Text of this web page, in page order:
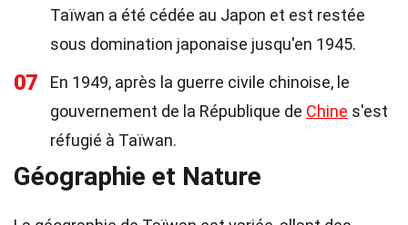
Taïwan a été cédée au Japon et est restée
sous domination japonaise jusqu'en 1945.
07
En 1949, après la guerre civile chinoise, le
gouvernement de la République de Chine s'est
réfugié à Taïwan.
Géographie et Nature